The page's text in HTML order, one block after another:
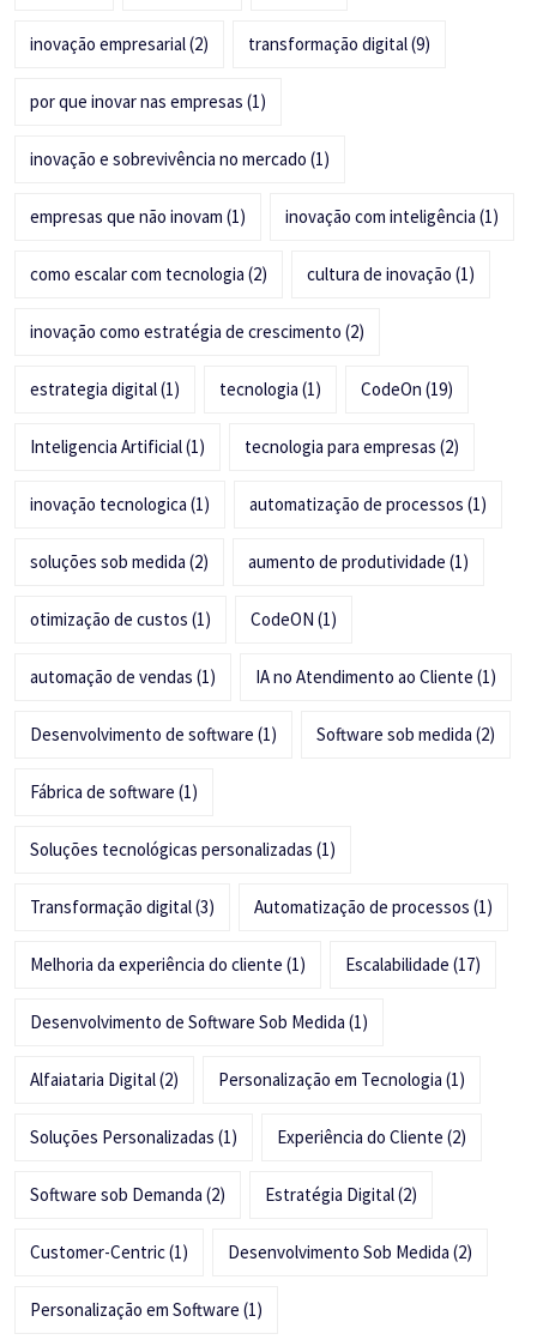
inovação empresarial(2) transformação digital(9)
por que inovar nas empresas (1)
inovação e sobrevivência no mercado (1)
empresas que não inovam (1) inovação com inteligência (1)
como escalar com tecnologia (2) cultura de inovação (1)
inovação como estratégia de crescimento (2)
estrategia digital(1) tecnologia (1) CodeOn (19)
Inteligencia Artificial(1) tecnologia para empresas (2)
inovação tecnologica (1) automatização de processos (1)
soluções sob medida (2) aumento de produtividade (1)
otimização de custos (1) CodeON (1)
automação de vendas (1) IA no Atendimento ao Cliente (1)
Desenvolvimento de software (1) Software sob medida (2)
Fábrica de software (1)
Soluções tecnológicas personalizadas (1)
Transformação digital(3) Automatização de processos (1)
Melhoria da experiência do cliente (1) Escalabilidade (17)
Desenvolvimento de Software Sob Medida (1)
Alfaiataria Digital(2) Personalização em Tecnologia (1)
Soluções Personalizadas (1) Experiência do Cliente (2)
Software sob Demanda (2) Estratégia Digital(2)
Customer-Centric(1) Desenvolvimento Sob Medida (2)
Personalização em Software (1)